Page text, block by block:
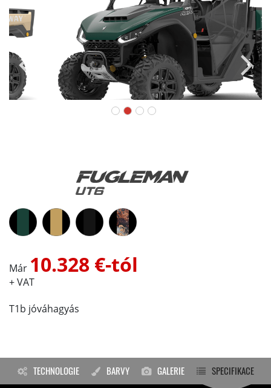
Már 10.328 €-tól
+ VAT
T1b jóváhagyás
TECHNOLOGIE BARVY GALERIE SPECIFIKACE